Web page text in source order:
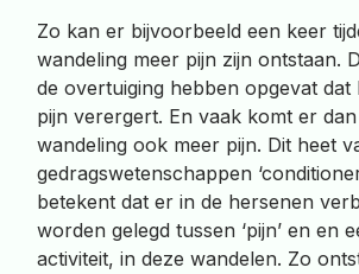
Zo kan er bijvoorbeeld een keer
wandeling meer pijn zijn ontstaan.
de overtuiging hebben opgevat dat
pijn verergert. En vaak komt er
wandeling ook meer pijn. Dit heet
gedragswetenschappen
betekent dat er in de hersenen
worden gelegd tussen ‘pijn’ en en
activiteit, in deze wandelen. Zo